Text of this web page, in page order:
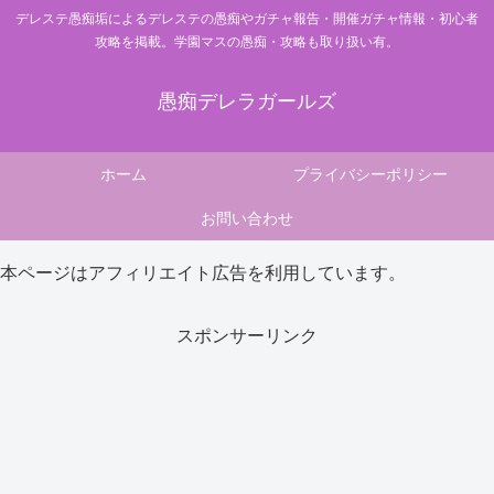
デレステ愚痴垢によるデレステの愚痴やガチャ報告・開催ガチャ情報・初心者
攻略を掲載。学園マスの愚痴・攻略も取り扱い有。
愚痴デレラガールズ
ホーム プライバシーポリシー
お問い合わせ
本ページはアフィリエイト広告を利用しています。
スポンサーリンク